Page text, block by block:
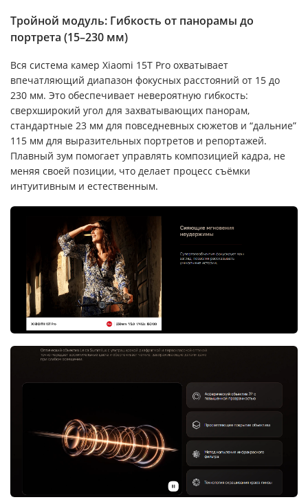
Тройной модуль: Гибкость от панорамы до
портрета (15–230 мм)
Вся система камер Xiaomi 15T Pro охватывает
впечатляющий диапазон фокусных расстояний от 15 до
230 мм. Это обеспечивает невероятную гибкость:
сверхширокий угол для захватывающих панорам,
стандартные 23 мм для повседневных сюжетов и “дальние”
115 мм для выразительных портретов и репортажей.
Плавный зум помогает управлять композицией кадра, не
меняя своей позиции, что делает процесс съёмки
интуитивным и естественным.